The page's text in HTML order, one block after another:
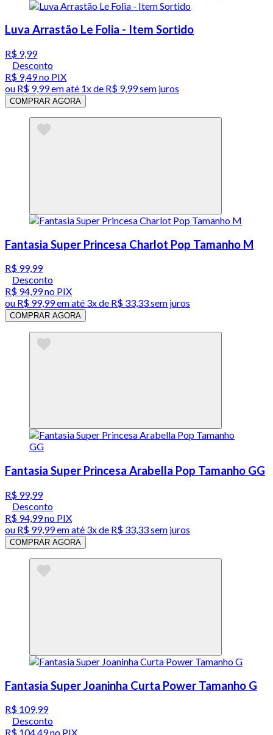
Luva Arrastão Le Folia - Item Sortido
R$ 9,99
Desconto
R$ 9,49no PIX
ou R$ 9,99em até 1x de R$ 9,99sem juros
COMPRAR AGORA
Fantasia Super Princesa Charlot Pop Tamanho M
R$ 99,99
Desconto
R$ 94,99no PIX
ou R$ 99,99em até 3x de R$ 33,33 sem juros
COMPRAR AGORA
Fantasia Super Princesa Arabella Pop Tamanho GG
R$ 99,99
Desconto
R$ 94,99no PIX
ou R$ 99,99em até 3x de R$ 33,33 sem juros
COMPRAR AGORA
Fantasia Super Joaninha Curta Power Tamanho G
R$ 109,99
Desconto
R$ 104,49no PIX